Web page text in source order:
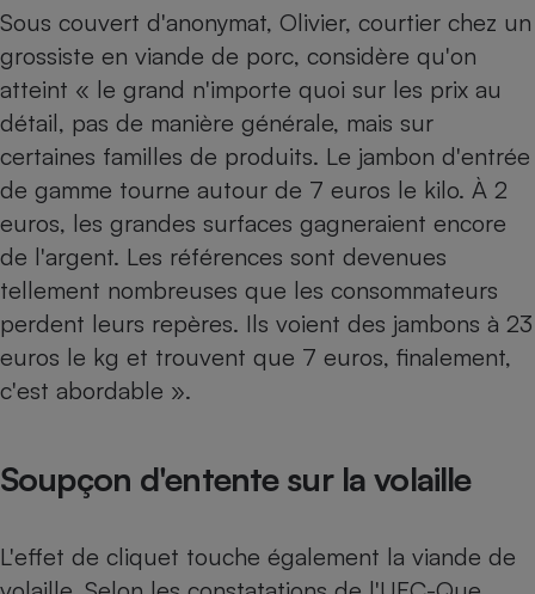
Sous couvert d'anonymat, Olivier, courtier chez un
grossiste en viande de porc, considère qu'on
atteint « le grand n'importe quoi sur les prix au
détail, pas de manière générale, mais sur
certaines familles de produits. Le jambon d'entrée
de gamme tourne autour de 7 euros le kilo. À 2
euros, les grandes surfaces gagneraient encore
de l'argent. Les références sont devenues
tellement nombreuses que les consommateurs
perdent leurs repères. Ils voient des jambons à 23
euros le kg et trouvent que 7 euros, finalement,
c'est abordable ».
Soupçon d'entente sur la volaille
L'effet de cliquet touche également la viande de